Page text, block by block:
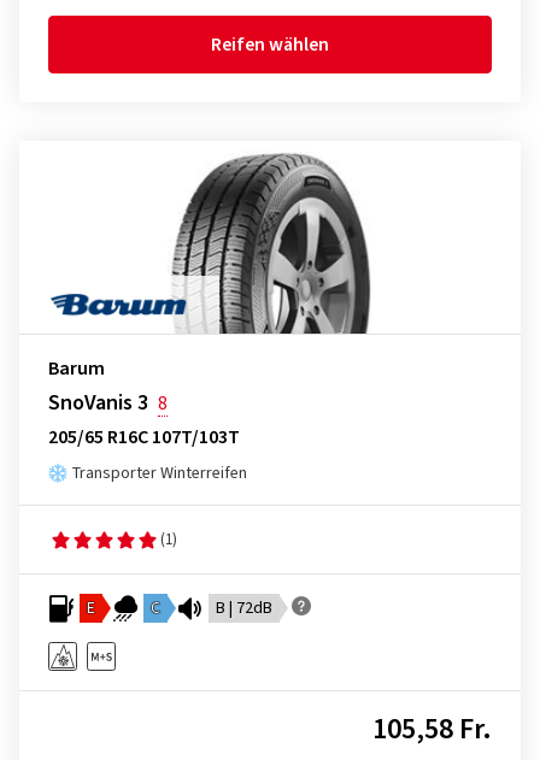
Reifen wählen
Barum
SnoVanis 3 8
205/65 R16C 107T/103T
Transporter Winterreifen
(1)
E C B | 72dB
105,58 Fr.